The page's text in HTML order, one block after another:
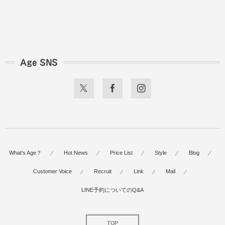
Age SNS
What’s Age？ Hot News Price List Style Blog
Customer Voice Recruit Link Mail
LINE予約についてのQ&A
TOP